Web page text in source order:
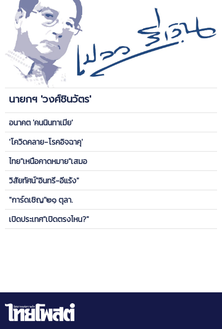
นายกฯ 'วงศ์ชินวัตร'
อนาคต 'คนนินทาเมีย'
'โควิดคลาย-โรคอิจฉาคุ'
ไทย"เหนือคาดหมาย"เสมอ
วิสัยทัศน์"อินทรี-อีแร้ง"
"การ์ดเชิญ"๒๑ ตุลา.
เปิดประเทศ"เปิดตรงไหน?"